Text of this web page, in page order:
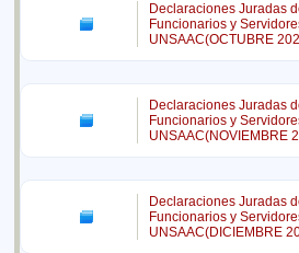
Declaraciones Juradas
Funcionarios y
UNSAAC(OCTUBRE
Declaraciones Juradas
Funcionarios y
UNSAAC(NOVIEMBRE
Declaraciones Juradas
Funcionarios y
UNSAAC(DICIEMBRE